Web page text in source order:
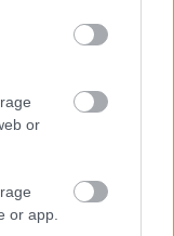
or
or app.
forduló
Marin 53.,
Marin, Stanciu
– Dragus